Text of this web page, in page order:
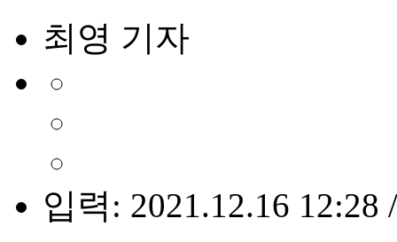
최영 기자
입력: 2021.12.16 12:28